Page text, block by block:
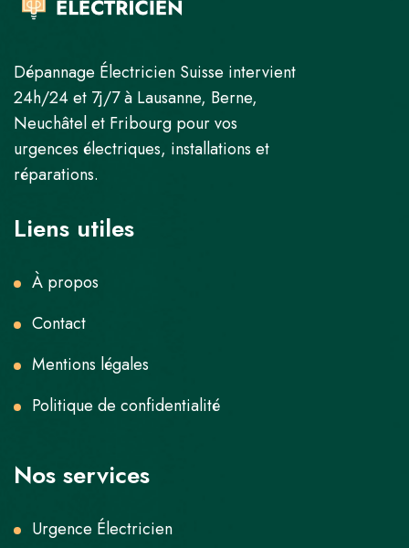
Dépannage Électricien Suisse intervient
24h/24 et 7j/7 à Lausanne, Berne,
Neuchâtel et Fribourg pour vos
urgences électriques, installations et
réparations.
Liens utiles
À propos
Contact
Mentions légales
Politique de confidentialité
Nos services
Urgence Électricien